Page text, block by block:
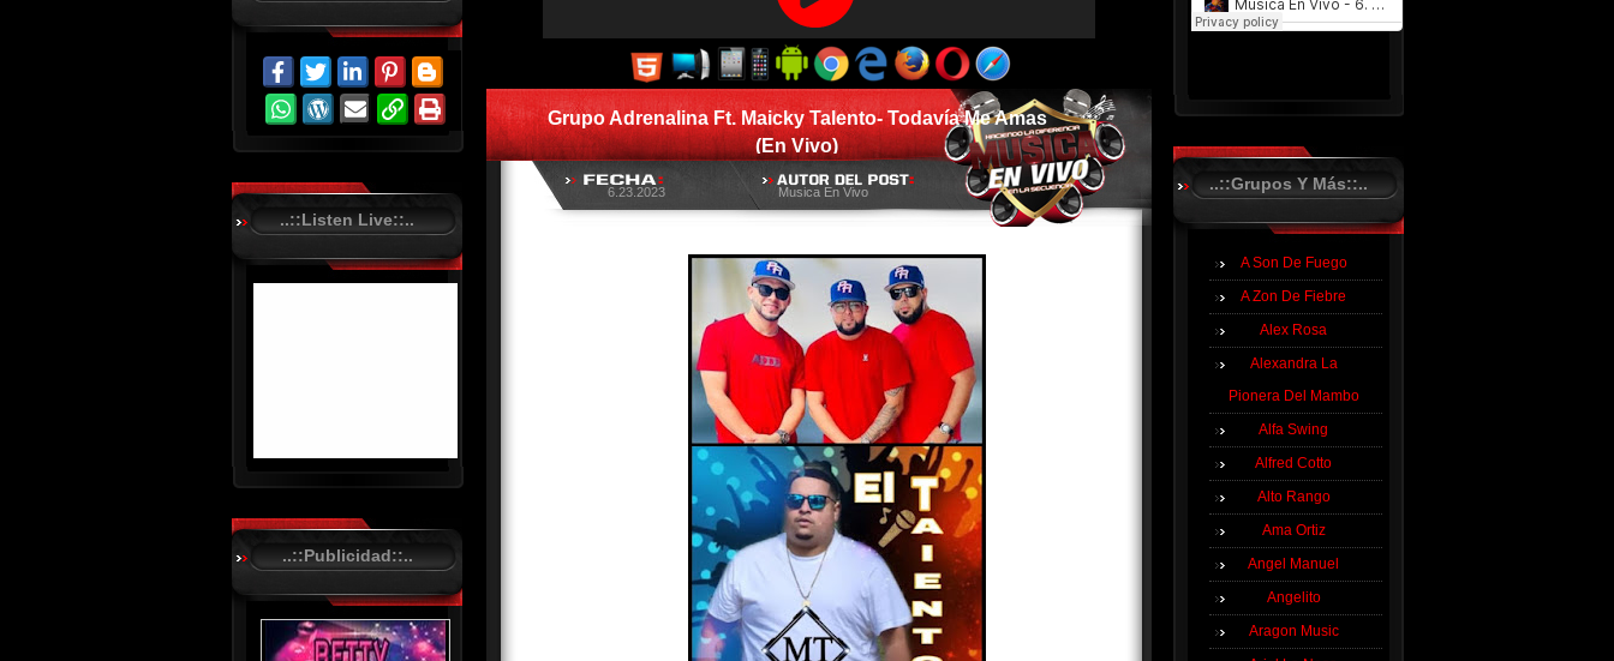
..::Listen Live::..
A
S
..::Publicidad::..
A
T
.
N
Grupo Adrenalina Ft. Maicky Talento- Todavía Me Amas
(En Vivo)
6.23.2023 Musica En Vivo ..::Grupos Y Más::..
A Son De Fuego
A Zon De Fiebre
Alex Rosa
Alexandra La
Pionera Del Mambo
Alfa Swing
Alfred Cotto
Alto Rango
Ama Ortiz
Angel Manuel
Angelito
Aragon Music